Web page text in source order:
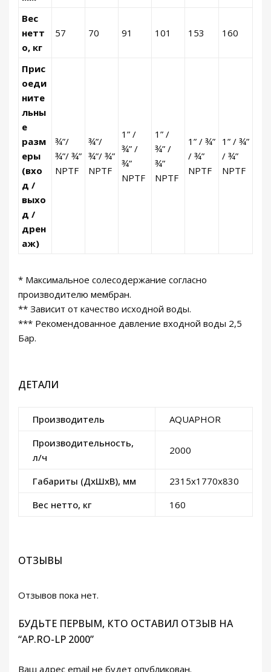
Вес
нетт
о, кг
57 70 91 101 153 160
Прис
оеди
ните
льны
е
разм
еры
(вхо
д /
выхо
д /
дрен
аж)
¾”/
¾”/ ¾”
NPTF
¾”/
¾”/ ¾”
NPTF
1” /
¾” /
¾”
NPTF
1” /
¾” /
¾”
NPTF
1” / ¾”
/ ¾”
NPTF
1” / ¾”
/ ¾”
NPTF
* Максимальное солесодержание согласно
производителю мембран.
** Зависит от качество исходной воды.
*** Рекомендованное давление входной воды 2,5
Бар.
ДЕТАЛИ
Производитель
AQUAPHOR
Производительность,
л/ч
2000
Габариты (ДxШxВ), мм
2315x1770x830
Вес нетто, кг
160
ОТЗЫВЫ
Отзывов пока нет.
БУДЬТЕ ПЕРВЫМ, КТО ОСТАВИЛ ОТЗЫВ НА
“AP.RO-LP 2000”
Ваш адрес email не будет опубликован.